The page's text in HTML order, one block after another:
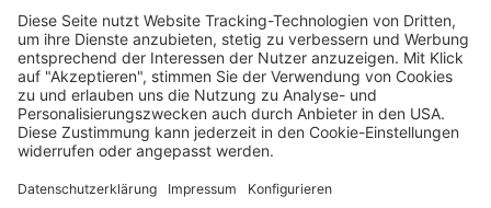
Blätterkatalog
Unternehmen
AGB
Messe
Garantie
Impressum
Datenschutz
Barrierefreiheitserklärung
Cookie-Einstellungen
Aesculap Schermaschinen